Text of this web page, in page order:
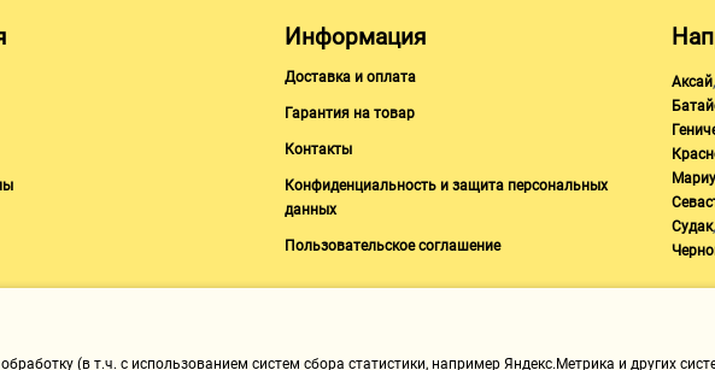
Информация
Доставка и оплата
Гарантия на товар
Контакты
Конфиденциальность и защита персональных
данных
Пользовательское соглашение
Аксай,
Судак,
(в т.ч. с использованием систем сбора статистики, например Яндекс.Метрика и других